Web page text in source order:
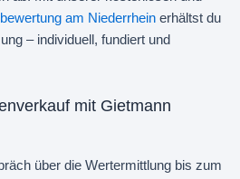
am Niederrhein erhältst du
– individuell, fundiert und
mit Gietmann
über die Wertermittlung bis zum